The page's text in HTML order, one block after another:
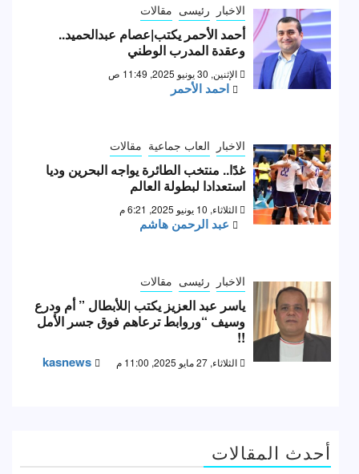
الاخبار رئيسى مقالات
أحمد الأحمر يكتب|عصام عبدالحميد..
وعقدة المدرب الوطني
الإثنين, 30 يونيو 2025, 11:49 ص
احمد الأحمر
الاخبار العاب جماعية مقالات
غدًا.. منتخب الطائرة يواجه البحرين وديا
استعدادا لبطولة العالم
الثلاثاء, 10 يونيو 2025, 6:21 م
عبد الرحمن هاشم
الاخبار رئيسى مقالات
ياسر عبد العزيز يكتب |للأبطال ” أم ودرع
وسيف “وروابط ترعاهم فوق جسر الأمل
!!
الثلاثاء, 27 مايو 2025, 11:00 م kasnews
أحدث المقالات